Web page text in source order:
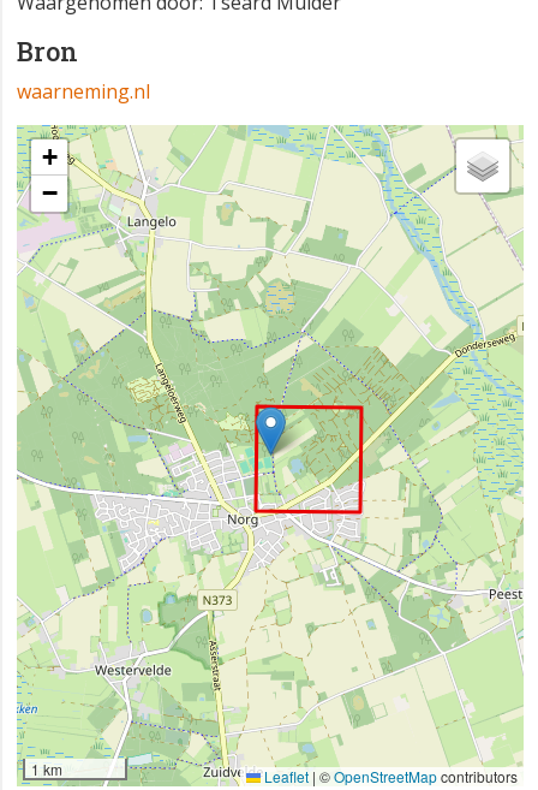
Bron
waarneming.nl
+
−
1 km Leaflet | ©OpenStreetMapcontributors